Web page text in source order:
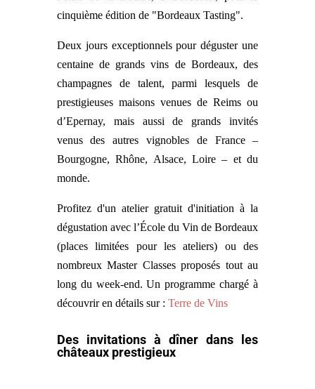
cinquième édition de "Bordeaux Tasting".
Deux jours exceptionnels pour déguster une
centaine de grands vins de Bordeaux, des
champagnes de talent, parmi lesquels de
prestigieuses maisons venues de Reims ou
d’Epernay, mais aussi de grands invités
venus des autres vignobles de France –
Bourgogne, Rhône, Alsace, Loire – et du
monde.
Profitez d'un atelier gratuit d'initiation à la
dégustation avec l’École du Vin de Bordeaux
(places limitées pour les ateliers) ou des
nombreux Master Classes proposés tout au
long du week-end. Un programme chargé à
découvrir en détails sur : Terre de Vins
Des invitations à dîner dans les
châteaux prestigieux